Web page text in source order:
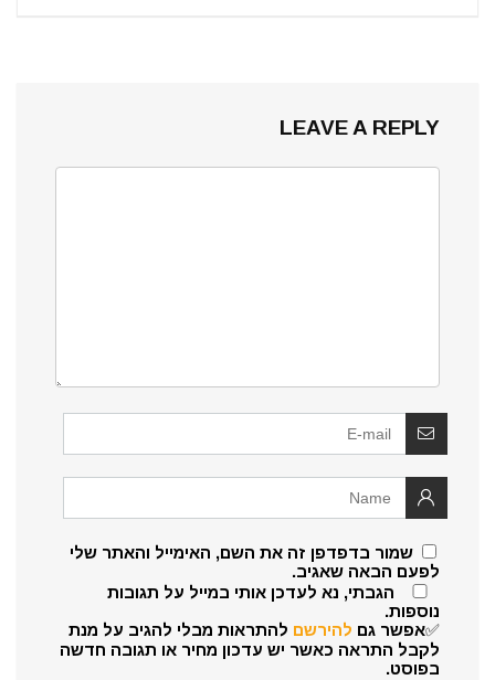
LEAVE A REPLY
שמור בדפדפן זה את השם, האימייל והאתר שלי
לפעם הבאה שאגיב.
הגבתי, נא לעדכן אותי במייל על תגובות
נוספות.
✅אפשר גם להירשם להתראות מבלי להגיב על מנת
לקבל התראה כאשר יש עדכון מחיר או תגובה חדשה
בפוסט.